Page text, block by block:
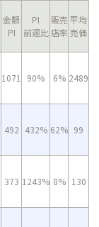
金額
PI
PI
前週比
販売
店率
平均
売価
1071 90% 6% 2489
492 432% 62% 99
373 1243% 8% 130